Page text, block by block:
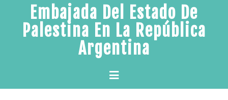
content
Embajada Del Estado De
Palestina En La República
Argentina
Primary
Menu